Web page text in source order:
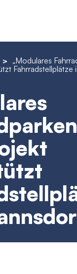
> „Modulares
Fahrradstellplätze